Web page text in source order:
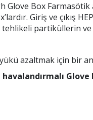
Glove Box
Giriş ve
tehlikeli partiküllerin
azaltmak için bir